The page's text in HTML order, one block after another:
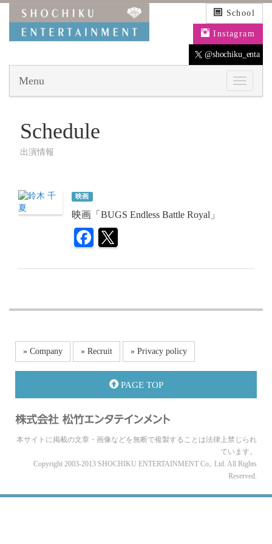
School
Instagram
@shochiku_enta
Menu
Schedule
出演情報
映画
映画「BUGS Endless Battle Royal」
» Company » Recruit » Privacy policy
PAGE TOP
本サイトに掲載の文章・画像などを無断で複製することは法律上禁じられ
ています。
Copyright 2003-2013 SHOCHIKU ENTERTAINMENT Co,. Ltd. All Rights
Reserved.